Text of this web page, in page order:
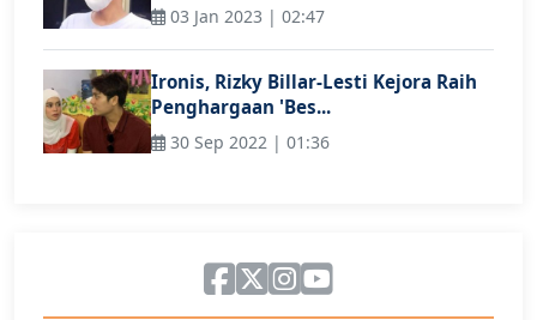
03 Jan 2023 | 02:47
Ironis, Rizky Billar-Lesti Kejora Raih
Penghargaan 'Bes...
30 Sep 2022 | 01:36